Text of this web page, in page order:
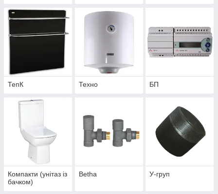
ТепК Техно БП
Компакти (унітаз із
бачком)
Betha У-груп